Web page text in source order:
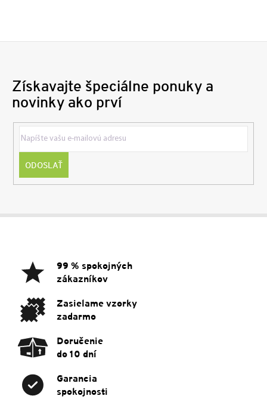
Získavajte špeciálne ponuky a
novinky ako prví
ODOSLAŤ
99 % spokojných
zákazníkov
Zasielame vzorky
zadarmo
Doručenie
do 10 dní
Garancia
spokojnosti